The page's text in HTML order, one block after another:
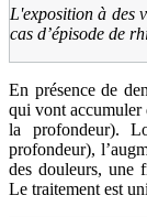
L'exposition à des
cas d’épisode de
En présence de
qui vont accumuler
la profondeur).
profondeur),
des douleurs, une
Le traitement est